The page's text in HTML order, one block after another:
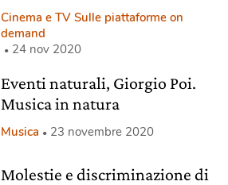
Cinema e TV Sulle piattaforme on
demand
24 nov 2020
Eventi naturali, Giorgio Poi.
Musica in natura
Musica 23 novembre 2020
Molestie e discriminazione di